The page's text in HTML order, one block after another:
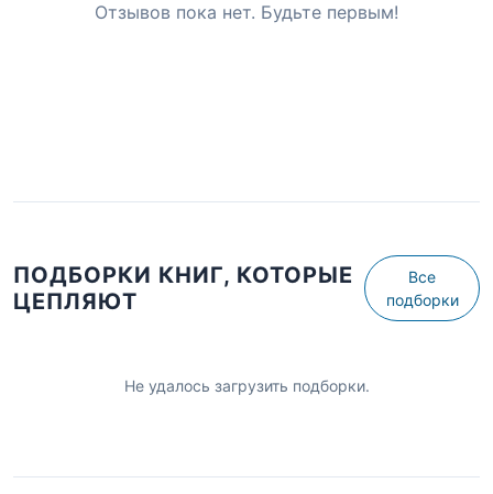
Отзывов пока нет. Будьте первым!
ПОДБОРКИ КНИГ, КОТОРЫЕ
ЦЕПЛЯЮТ
Все
подборки
Не удалось загрузить подборки.